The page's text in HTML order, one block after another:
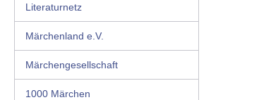
Literaturnetz
Märchenland e.V.
Märchengesellschaft
1000 Märchen